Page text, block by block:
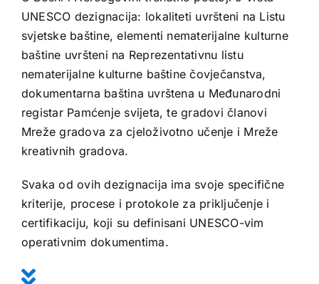
UNESCO dezignacija: lokaliteti uvršteni na Listu
svjetske baštine, elementi nematerijalne kulturne
baštine uvršteni na Reprezentativnu listu
nematerijalne kulturne baštine čovječanstva,
dokumentarna baština uvrštena u Međunarodni
registar Pamćenje svijeta, te gradovi članovi
Mreže gradova za cjeloživotno učenje i Mreže
kreativnih gradova.
Svaka od ovih dezignacija ima svoje specifične
kriterije, procese i protokole za priključenje i
certifikaciju, koji su definisani UNESCO-vim
operativnim dokumentima.